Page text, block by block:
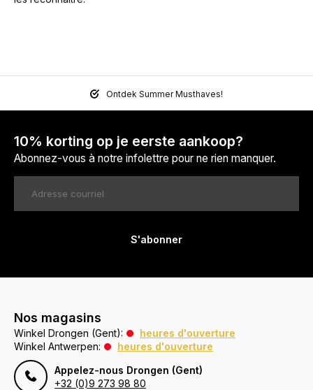
Ontdek Summer Musthaves!
10% korting op je eerste aankoop?
Abonnez-vous à notre infolettre pour ne rien manquer.
S'abonner
Nos magasins
Winkel Drongen (Gent):
heures d'ouverture
Winkel Antwerpen:
heures d'ouverture
Appelez-nous Drongen (Gent)
+32 (0)9 273 98 80